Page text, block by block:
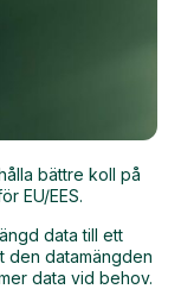
bättre koll på
EU/EES.
data till ett
den datamängden
data vid behov.